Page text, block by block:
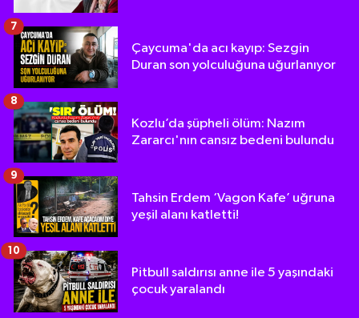
Çaycuma'da acı kayıp: Sezgin
Duran son yolculuğuna uğurlanıyor
7
Kozlu’da şüpheli ölüm: Nazım
Zararcı'nın cansız bedeni bulundu
8
Tahsin Erdem ‘Vagon Kafe’ uğruna
yeşil alanı katletti!
9
Pitbull saldırısı anne ile 5 yaşındaki
çocuk yaralandı
10